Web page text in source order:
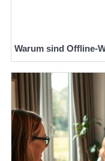
Warum sind Offline-